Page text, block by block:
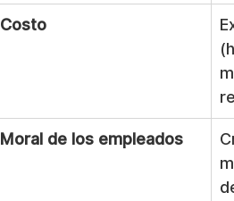
Costo
Moral de los empleados